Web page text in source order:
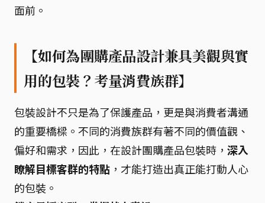
面前。
【如何為團購產品設計兼具美觀與實
用的包裝？考量消費族群】
包裝設計不只是為了保護產品，更是與消費者溝通
的重要橋樑。不同的消費族群有著不同的價值觀、
偏好和需求，因此，在設計團購產品包裝時， 深入
瞭解目標客群的特點 ，才能打造出真正能打動人心
的包裝。